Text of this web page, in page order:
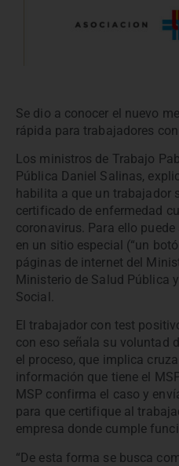
Se dio a conocer el nuevo
rápida para trabajadores
Los ministros de Trabajo
Pública Daniel Salinas,
habilita a que un trabajador
certificado de enfermedad
coronavirus. Para ello
en un sitio especial (“un
páginas de internet del
Ministerio de Salud Pública
Social.
El trabajador con test
con eso señala su voluntad
el proceso, que implica
información que tiene el
MSP confirma el caso y
para que certifique al
empresa donde cumple
“De esta forma se busca